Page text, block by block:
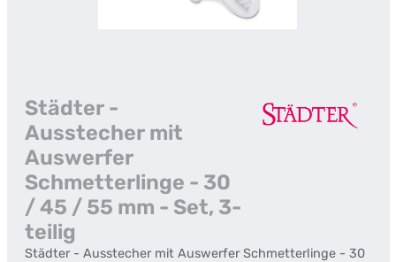
Städter -
Ausstecher mit
Auswerfer
Schmetterlinge - 30
/ 45 / 55 mm - Set, 3-
teilig
Städter - Ausstecher mit Auswerfer Schmetterlinge - 30